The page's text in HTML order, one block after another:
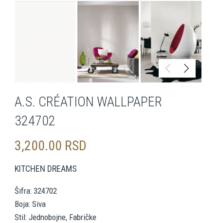
A.S. CRÉATION WALLPAPER
324702
3,200.00 RSD
KITCHEN DREAMS
Šifra: 324702
Boja: Siva
Stil: Jednobojne, Fabričke